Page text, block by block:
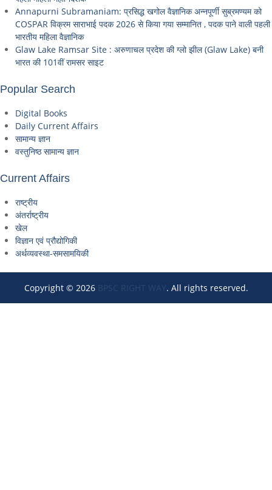
Annapurni Subramaniam: प्रसिद्ध खगोल वैज्ञानिक अन्नपूर्णी सुब्रमण्यम को
COSPAR विक्रम साराभाई पदक 2026 से किया गया सम्मानित , पदक पाने वाली पहली
भारतीय महिला वैज्ञानिक
Glaw Lake Ramsar Site : अरुणाचल प्रदेश की ग्लो झील (Glaw Lake) बनी
भारत की 101वीं रामसर साइट
Popular Search
Digital Books
Daily Current Affairs
सामान्य ज्ञान
वस्तुनिष्ठ सामान्य ज्ञान
Current Affairs
राष्ट्रीय
अंतर्राष्ट्रीय
खेल
विज्ञान एवं प्रौद्योगिकी
अर्थव्यवस्था-समसामयिकी
Copyright © 2026 BPSC RIGHT WAY . All rights reserved.